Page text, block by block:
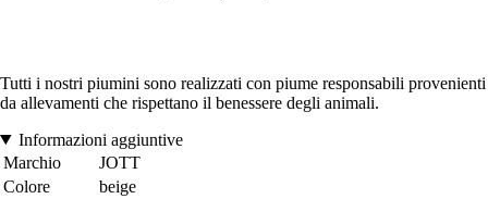
Tutti i nostri piumini sono realizzati con piume responsabili provenienti
da allevamenti che rispettano il benessere degli animali.
Informazioni aggiuntive
Marchio
JOTT
Colore
beige